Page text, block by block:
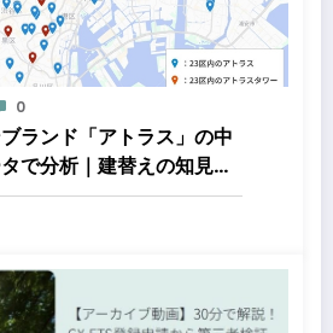
0
ランド「アトラス」の中
で分析｜建替えの知見、
想が支えるブランド価値